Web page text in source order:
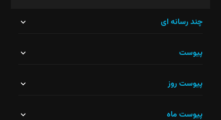
نباید
شود.
چند رسانه ای
پیوست
پیوست روز
پیوست ماه